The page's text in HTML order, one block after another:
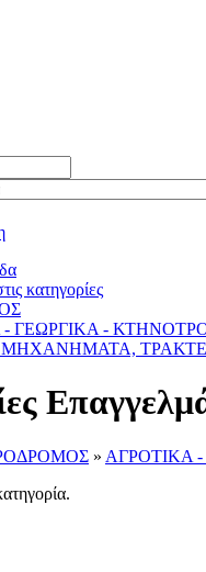
κατηγορίες
- ΓΕΩΡΓΙΚΑ -
ΜΗΧΑΝΗΜΑΤΑ,
» ΑΓΡΟΤΙΚΑ